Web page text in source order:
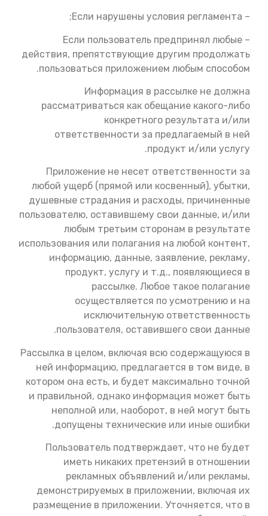
– Если нарушены условия регламента;
– Если пользователь предпринял любые
действия, препятствующие другим продолжать
пользоваться приложением любым способом.
Информация в рассылке не должна
рассматриваться как обещание какого-либо
конкретного результата и/или
ответственности за предлагаемый в ней
продукт и/или услугу.
Приложение не несет ответственности за
любой ущерб (прямой или косвенный), убытки,
душевные страдания и расходы, причиненные
пользователю, оставившему свои данные, и/или
любым третьим сторонам в результате
использования или полагания на любой контент,
информацию, данные, заявление, рекламу,
продукт, услугу и т.д., появляющиеся в
рассылке. Любое такое полагание
осуществляется по усмотрению и на
исключительную ответственность
пользователя, оставившего свои данные.
Рассылка в целом, включая всю содержащуюся в
ней информацию, предлагается в том виде, в
котором она есть, и будет максимально точной
и правильной, однако информация может быть
неполной или, наоборот, в ней могут быть
допущены технические или иные ошибки.
Пользователь подтверждает, что не будет
иметь никаких претензий в отношении
рекламных объявлений и/или рекламы,
демонстрируемых в приложении, включая их
размещение в приложении. Уточняется, что в